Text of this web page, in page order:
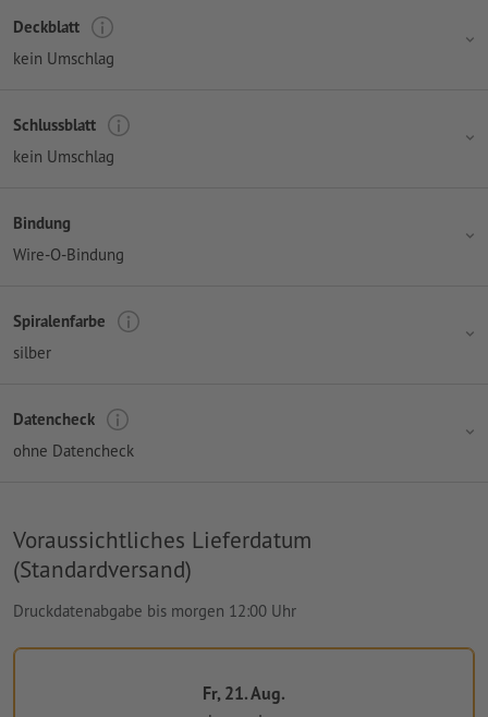
Deckblatt
kein Umschlag
Schlussblatt
kein Umschlag
Bindung
Wire-O-Bindung
Spiralenfarbe
silber
Datencheck
ohne Datencheck
Voraussichtliches Lieferdatum
(Standardversand)
Druckdatenabgabe bis morgen 12:00 Uhr
Fr, 21. Aug.